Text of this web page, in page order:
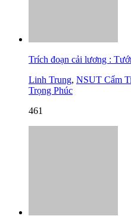
Trích đoạn cải lương :
Linh Trung, NSUT Cẩm
Trọng Phúc
461